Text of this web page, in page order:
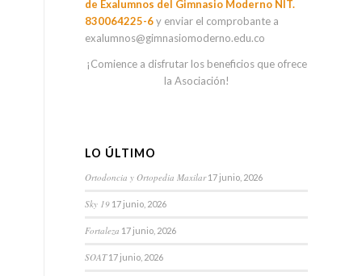
de Exalumnos del Gimnasio Moderno NIT.
830064225-6y enviar el comprobante a
exalumnos@gimnasiomoderno.edu.co
¡Comience a disfrutar los beneficios que ofrece
la Asociación!
LO ÚLTIMO
Ortodoncia y Ortopedia Maxilar 17 junio, 2026
Sky 19 17 junio, 2026
Fortaleza 17 junio, 2026
SOAT 17 junio, 2026